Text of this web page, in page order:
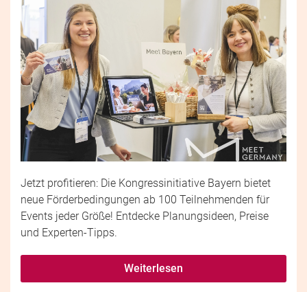
Jetzt profitieren: Die Kongressinitiative Bayern bietet
neue Förderbedingungen ab 100 Teilnehmenden für
Events jeder Größe! Entdecke Planungsideen, Preise
und Experten-Tipps.
Weiterlesen